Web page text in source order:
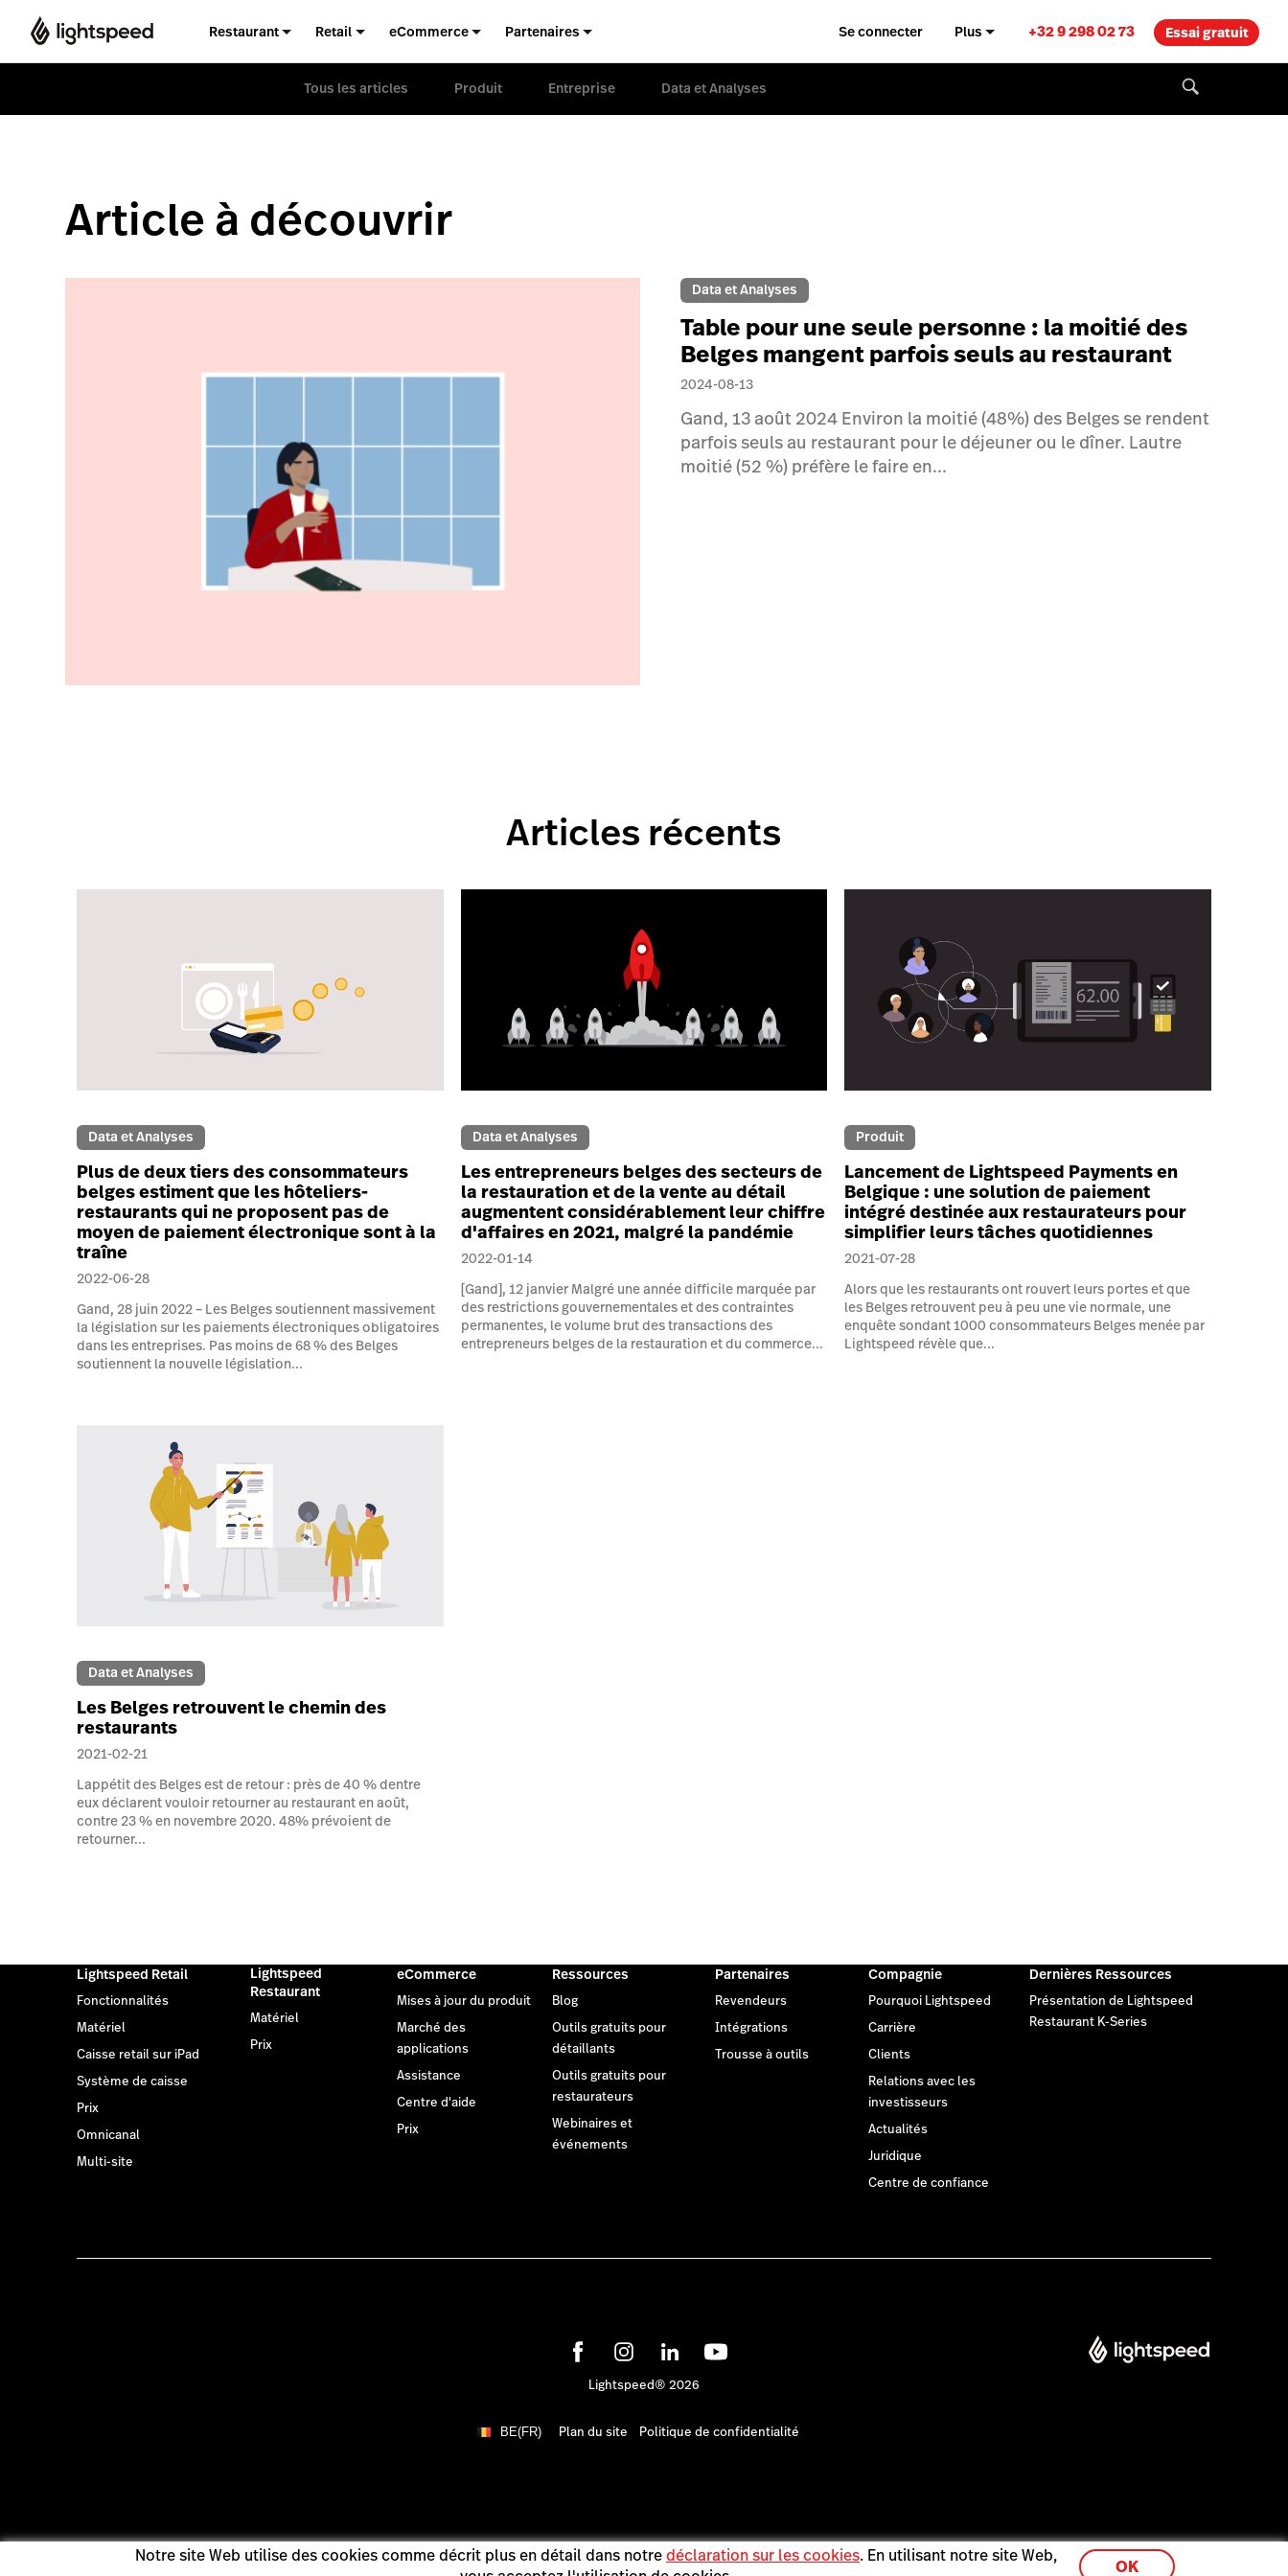
Restaurant Retail eCommerce Partenaires Se connecter Plus +32 9 298 02 73 Essai gratuit
Tous les articles Produit Entreprise Data et Analyses
Article à découvrir
Data et Analyses
Table pour une seule personne : la moitié des
Belges mangent parfois seuls au restaurant
2024-08-13
Gand, 13 août 2024 Environ la moitié (48%) des Belges se rendent
parfois seuls au restaurant pour le déjeuner ou le dîner. Lautre
moitié (52 %) préfère le faire en...
Articles récents
Data et Analyses
Plus de deux tiers des consommateurs
belges estiment que les hôteliers-
restaurants qui ne proposent pas de
moyen de paiement électronique sont à la
traîne
2022-06-28
Gand, 28 juin 2022 – Les Belges soutiennent massivement
la législation sur les paiements électroniques obligatoires
dans les entreprises. Pas moins de 68 % des Belges
soutiennent la nouvelle législation...
Data et Analyses
Les entrepreneurs belges des secteurs de
la restauration et de la vente au détail
augmentent considérablement leur chiffre
d'affaires en 2021, malgré la pandémie
2022-01-14
[Gand], 12 janvier Malgré une année difficile marquée par
des restrictions gouvernementales et des contraintes
permanentes, le volume brut des transactions des
entrepreneurs belges de la restauration et du commerce...
Produit
Lancement de Lightspeed Payments en
Belgique : une solution de paiement
intégré destinée aux restaurateurs pour
simplifier leurs tâches quotidiennes
2021-07-28
Alors que les restaurants ont rouvert leurs portes et que
les Belges retrouvent peu à peu une vie normale, une
enquête sondant 1000 consommateurs Belges menée par
Lightspeed révèle que...
Data et Analyses
Les Belges retrouvent le chemin des
restaurants
2021-02-21
Lappétit des Belges est de retour : près de 40 % dentre
eux déclarent vouloir retourner au restaurant en août,
contre 23 % en novembre 2020. 48% prévoient de
retourner...
Lightspeed Retail
Fonctionnalités
Matériel
Caisse retail sur iPad
Système de caisse
Prix
Omnicanal
Multi-site
Lightspeed
Restaurant
Matériel
Prix
eCommerce
Mises à jour du produit
Marché des
applications
Assistance
Centre d'aide
Prix
Ressources
Blog
Outils gratuits pour
détaillants
Outils gratuits pour
restaurateurs
Webinaires et
événements
Partenaires
Revendeurs
Intégrations
Trousse à outils
Compagnie
Pourquoi Lightspeed
Carrière
Clients
Relations avec les
investisseurs
Actualités
Juridique
Centre de confiance
Dernières Ressources
Présentation de Lightspeed
Restaurant K-Series
Lightspeed® 2026
BE(FR) Plan du site Politique de confidentialité
Notre site Web utilise des cookies comme décrit plus en détail dans notredéclaration sur les cookies. En utilisant notre site Web,
OK